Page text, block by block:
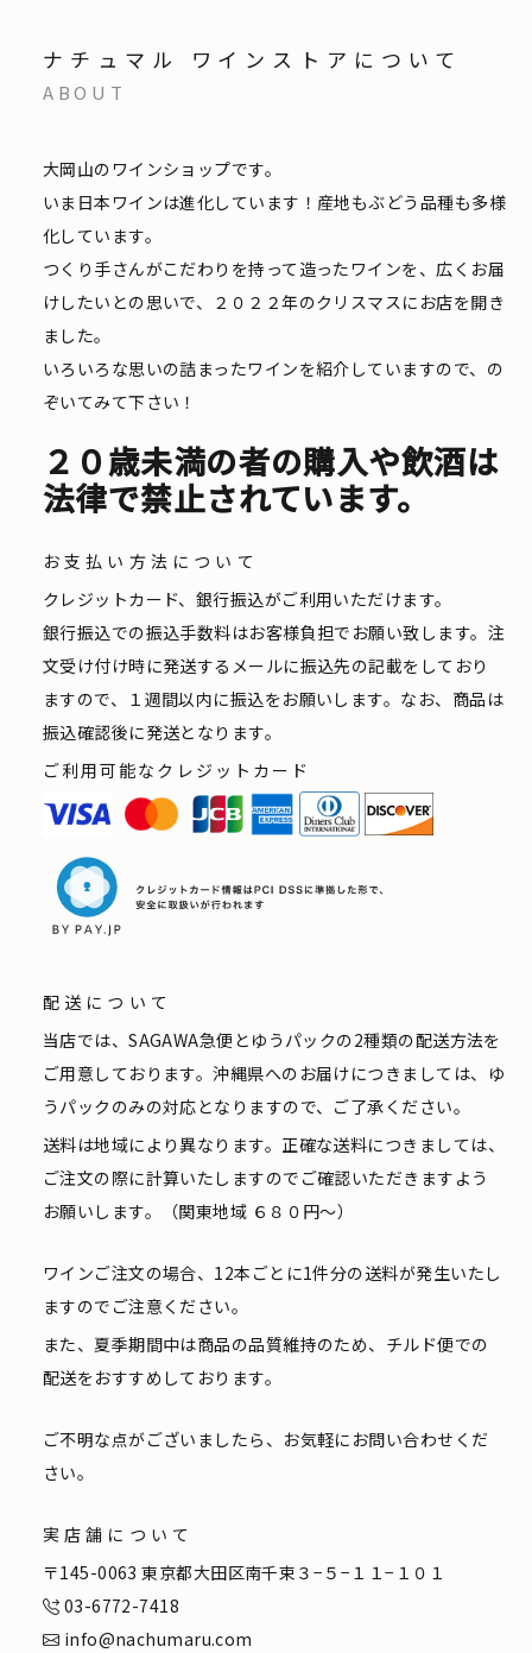
ナチュマル ワインストアについて
ABOUT
大岡山のワインショップです。
いま日本ワインは進化しています！産地もぶどう品種も多様
化しています。
つくり手さんがこだわりを持って造ったワインを、広くお届
けしたいとの思いで、２０２２年のクリスマスにお店を開き
ました。
いろいろな思いの詰まったワインを紹介していますので、の
ぞいてみて下さい！
２０歳未満の者の購入や飲酒は
法律で禁止されています。
お支払い方法について
クレジットカード、銀行振込がご利用いただけます。
銀行振込での振込手数料はお客様負担でお願い致します。注
文受け付け時に発送するメールに振込先の記載をしており
ますので、１週間以内に振込をお願いします。なお、商品は
振込確認後に発送となります。
ご利用可能なクレジットカード
配送について
当店では、SAGAWA急便とゆうパックの2種類の配送方法を
ご用意しております。沖縄県へのお届けにつきましては、ゆ
うパックのみの対応となりますので、ご了承ください。
送料は地域により異なります。正確な送料につきましては、
ご注文の際に計算いたしますのでご確認いただきますよう
お願いします。（関東地域 ６８０円〜）
ワインご注文の場合、12本ごとに1件分の送料が発生いたし
ますのでご注意ください。
また、夏季期間中は商品の品質維持のため、チルド便での
配送をおすすめしております。
ご不明な点がございましたら、お気軽にお問い合わせくだ
さい。
実店舗について
〒145-0063 東京都大田区南千束３−５−１１−１０１
03-6772-7418
info@nachumaru.com